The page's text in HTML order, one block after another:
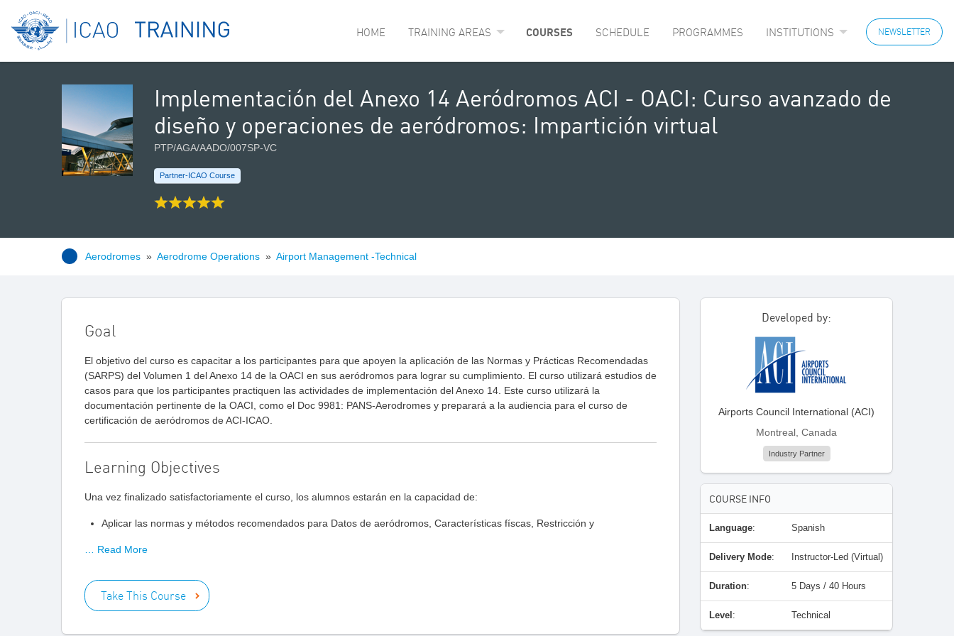
HOME TRAINING AREAS COURSES SCHEDULE PROGRAMMES INSTITUTIONS NEWSLETTER
Implementación del Anexo 14 Aeródromos ACI - OACI: Curso avanzado de
diseño y operaciones de aeródromos: Impartición virtual
PTP/AGA/AADO/007SP-VC
Partner-ICAO Course
Aerodromes » Aerodrome Operations » Airport Management -Technical
Goal
El objetivo del curso es capacitar a los participantes para que apoyen la aplicación de las Normas y Prácticas Recomendadas
(SARPS) del Volumen 1 del Anexo 14 de la OACI en sus aeródromos para lograr su cumplimiento. El curso utilizará estudios de
casos para que los participantes practiquen las actividades de implementación del Anexo 14. Este curso utilizará la
documentación pertinente de la OACI, como el Doc 9981: PANS-Aerodromes y preparará a la audiencia para el curso de
certificación de aeródromos de ACI-ICAO.
Learning Objectives
Una vez finalizado satisfactoriamente el curso, los alumnos estarán en la capacidad de:
Aplicar las normas y métodos recomendados para Datos de aeródromos, Características físcas, Restricción y
… Read More
Take This Course
Developed by:
Airports Council International (ACI)
Montreal, Canada
Industry Partner
COURSE INFO
Language: Spanish
Delivery Mode: Instructor-Led (Virtual)
Duration: 5 Days / 40 Hours
Level : Technical